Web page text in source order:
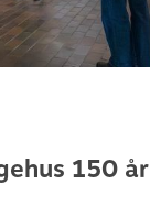
150 år